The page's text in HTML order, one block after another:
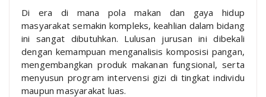
Di era di mana pola makan dan gaya hidup
masyarakat semakin kompleks, keahlian dalam bidang
ini sangat dibutuhkan. Lulusan jurusan ini dibekali
dengan kemampuan menganalisis komposisi pangan,
mengembangkan produk makanan fungsional, serta
menyusun program intervensi gizi di tingkat individu
maupun masyarakat luas.